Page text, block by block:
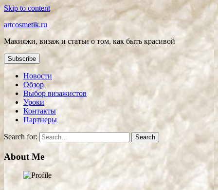
Skip to content
artcosmetik.ru
Макияжи, визаж и статьи о том, как быть красивой
Subscribe
Новости
Обзор
Выбор визажистов
Уроки
Контакты
Партнеры
Search for:
About Me